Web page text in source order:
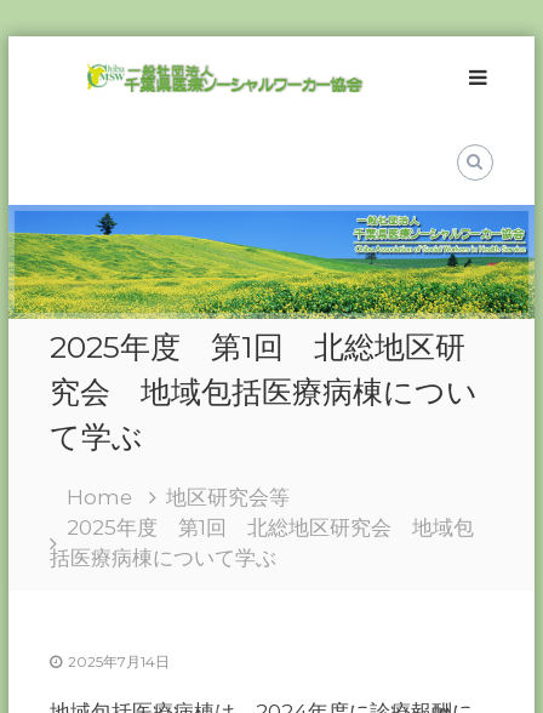
一
般
人
千
葉
県
医
療
ソ
ー
シ
ル
ワ
ー
会
－
2025年度 第1回 北総地区研
究会 地域包括医療病棟につい
て学ぶ
Home
地区研究会等
2025年度 第1回 北総地区研究会 地域包
括医療病棟について学ぶ
2025年7月14日